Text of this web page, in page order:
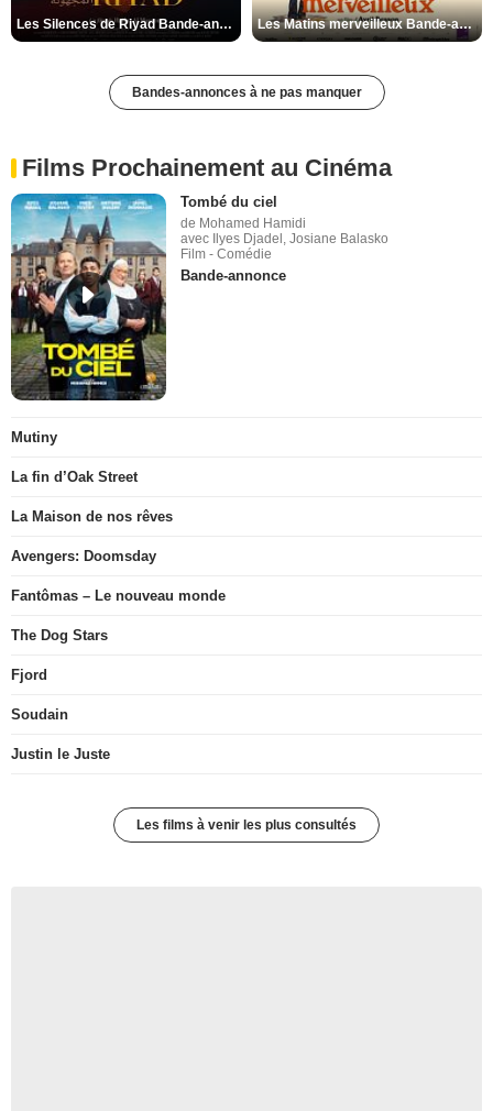
Les Silences de Riyad Bande-annonce VO STFR Les Matins merveilleux Bande-annonce VF
Bandes-annonces à ne pas manquer
Films Prochainement au Cinéma
Tombé du ciel
de Mohamed Hamidi
avec Ilyes Djadel, Josiane Balasko
Film - Comédie
Bande-annonce
Mutiny
La fin d’Oak Street
La Maison de nos rêves
Avengers: Doomsday
Fantômas – Le nouveau monde
The Dog Stars
Fjord
Soudain
Justin le Juste
Les films à venir les plus consultés